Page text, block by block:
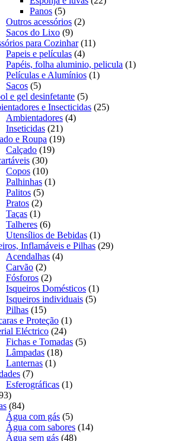
Panos 55
produtos
Outros acessórios 22
Sacos do Lixo 99
produtos
para Cozinhar 1111
Papeis e películas 44
produtos
Papéis, folha aluminio, pelicula 11
Películas e Alumínios 11
Sacos 55
produtos
e gel desinfetante 55
produtos
e Insecticidas 2525
Ambientadores 44
Inseticidas 2121
produtos
e Roupa 1919
Calçado 1919
3030
produtos
Copos 1010
produtos
Palhinhas 11
Palitos 55
produtos
Pratos 22
produtos
Taças 11
produto
Talheres 66
produtos
Utensílios de Bebidas 11
produto
Inflamáveis e Pilhas 2929
Acendalhas 44
Carvão 22
produtos
Fósforos 22
produtos
Isqueiros Domésticos 11
produto
Isqueiros individuais 55
Pilhas 1515
produtos
e Proteção 11
Eléctrico 2424
produtos
Fichas e Tomadas 55
Lâmpadas 1818
Lanternas 11
77
produtos
Esferográficas 11
393
produtos
8484
produtos
Água com gás 55
produtos
Água com sabores 1414
Água sem gás 4848